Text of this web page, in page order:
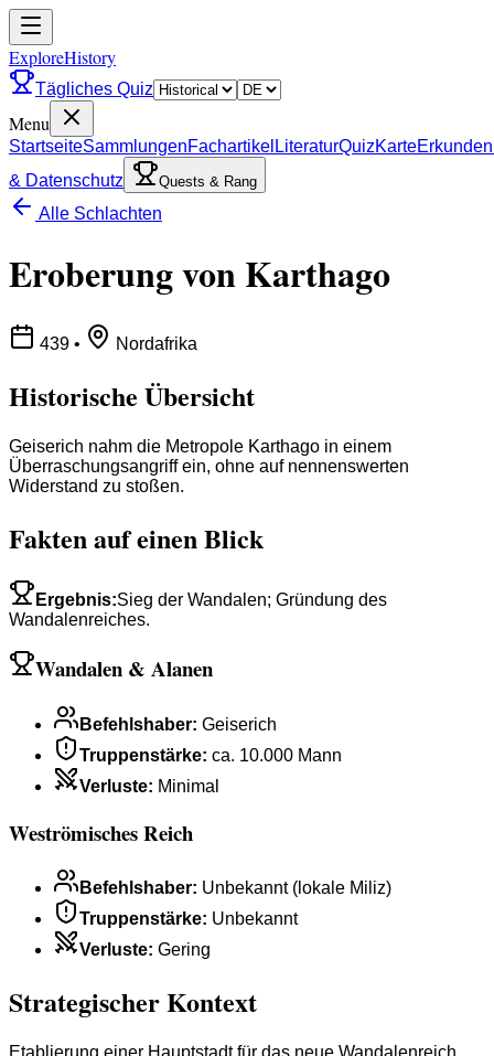
ExploreHistory
Tägliches Quiz
Menu
StartseiteSammlungenFachartikel LiteraturQuizKarteErkunden
& Datenschutz
Quests & Rang
Alle Schlachten
Eroberung von Karthago
439 • Nordafrika
Historische Übersicht
Geiserich nahm die Metropole Karthago in einem
Überraschungsangriff ein, ohne auf nennenswerten
Widerstand zu stoßen.
Fakten auf einen Blick
Ergebnis:Sieg der Wandalen; Gründung des
Wandalenreiches.
Wandalen & Alanen
Befehlshaber: Geiserich
Truppenstärke: ca. 10.000 Mann
Verluste: Minimal
Weströmisches Reich
Befehlshaber: Unbekannt (lokale Miliz)
Truppenstärke: Unbekannt
Verluste: Gering
Strategischer Kontext